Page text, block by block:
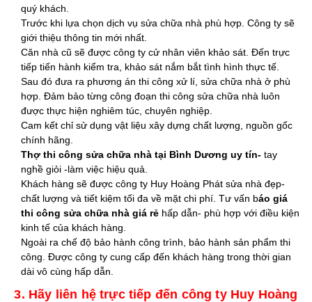
quý khách.
Trước khi lựa chọn dịch vụ sửa chữa nhà phù hợp. Công ty sẽ
giới thiệu thông tin mới nhất.
Căn nhà cũ sẽ được công ty cử nhân viên khảo sát. Đến trực
tiếp tiến hành kiểm tra, khảo sát nắm bắt tình hình thực tế.
Sau đó đưa ra phương án thi công xử lí, sửa chữa nhà ở phù
hợp. Đảm bảo từng công đoạn thi công sửa chữa nhà luôn
được thực hiện nghiêm túc, chuyên nghiệp.
Cam kết chỉ sử dụng vật liệu xây dựng chất lượng, nguồn gốc
chính hãng.
Thợ thi công sửa chữa nhà tại Bình Dương uy tín- tay
nghề giỏi -làm việc hiệu quả.
Khách hàng sẽ được công ty Huy Hoàng Phát sửa nhà đẹp-
chất lượng và tiết kiệm tối đa về mặt chi phí. Tư vấn báo giá
thi công sửa chữa nhà giá rẻ hấp dẫn- phù hợp với điều kiện
kinh tế của khách hàng.
Ngoài ra chế độ bảo hành công trình, bảo hành sản phẩm thi
công. Được công ty cung cấp đến khách hàng trong thời gian
dài vô cùng hấp dẫn.
3. Hãy liên hệ trực tiếp đến công ty Huy Hoàng